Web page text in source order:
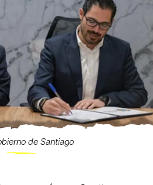
de Santiago